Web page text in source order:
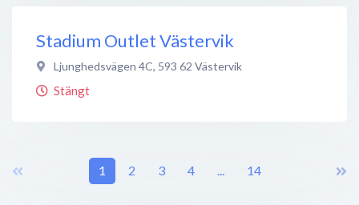
Stadium Outlet Västervik
Ljunghedsvägen 4C, 593 62 Västervik
Stängt
1 2 3 4 ... 14